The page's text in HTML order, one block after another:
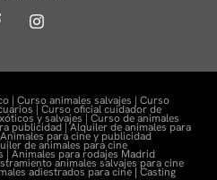
| Curso animales salvajes | Curso
| Curso oficial cuidador de
y salvajes | Curso de animales
publicidad |Alquiler de animales para
Animales para cine y publicidad
de animales para cine
| Animales para rodajes Madrid
animales salvajes para cine
adiestrados para cine| Casting